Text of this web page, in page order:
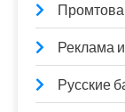
Реклама
Русские